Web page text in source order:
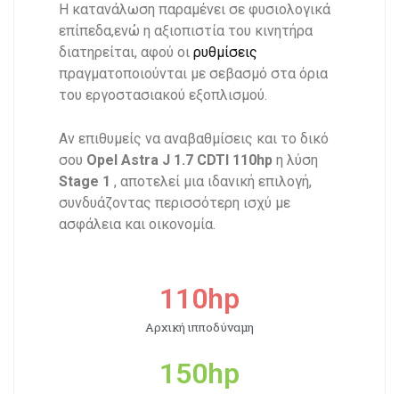
Η κατανάλωση παραμένει σε φυσιολογικά
επίπεδα,ενώ η αξιοπιστία του κινητήρα
διατηρείται, αφού οι ρυθμίσεις
πραγματοποιούνται με σεβασμό στα όρια
του εργοστασιακού εξοπλισμού.
Αν επιθυμείς να αναβαθμίσεις και το δικό
σου Opel Astra J 1.7 CDTI 110hp η λύση
Stage 1 , αποτελεί μια ιδανική επιλογή,
συνδυάζοντας περισσότερη ισχύ με
ασφάλεια και οικονομία.
Αρχική ιπποδύναμη
110hp
150hp